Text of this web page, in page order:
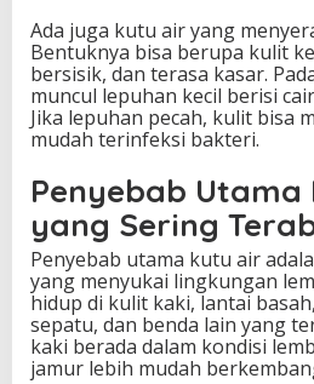
Ada juga kutu air yang
Bentuknya bisa berupa kulit
bersisik, dan terasa kasar.
muncul lepuhan kecil berisi
Jika lepuhan pecah, kulit bisa
mudah terinfeksi bakteri.
Penyebab Utama
yang Sering
Penyebab utama kutu air
yang menyukai lingkungan
hidup di kulit kaki, lantai
sepatu, dan benda lain yang
kaki berada dalam kondisi
jamur lebih mudah